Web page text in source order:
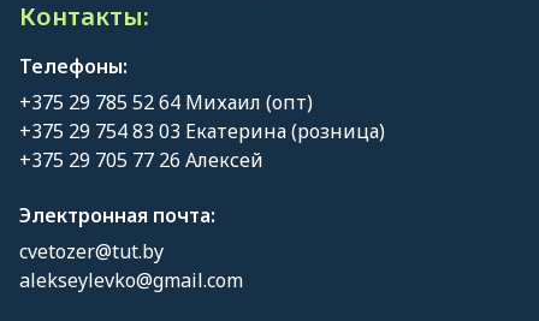
Контакты:
Телефоны:
+375 29 785 52 64 Михаил (опт)
+375 29 754 83 03 Екатерина (розница)
+375 29 705 77 26 Алексей
Электронная почта:
cvetozer@tut.by
alekseylevko@gmail.com